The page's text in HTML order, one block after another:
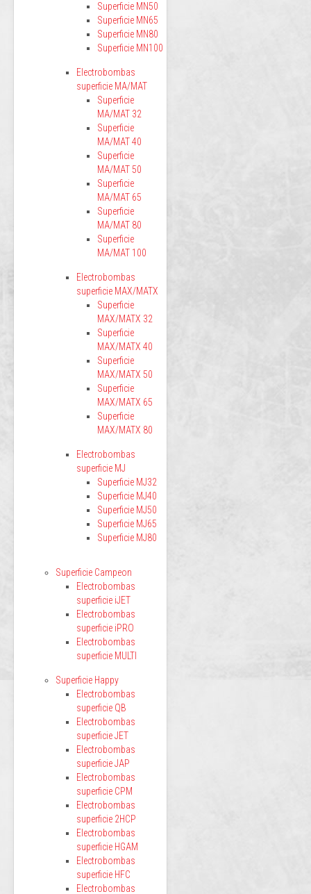
Superficie MN50
Superficie MN65
Superficie MN80
Superficie MN100
Electrobombas
superficie MA/MAT
Superficie
MA/MAT 32
Superficie
MA/MAT 40
Superficie
MA/MAT 50
Superficie
MA/MAT 65
Superficie
MA/MAT 80
Superficie
MA/MAT 100
Electrobombas
superficie MAX/MATX
Superficie
MAX/MATX 32
Superficie
MAX/MATX 40
Superficie
MAX/MATX 50
Superficie
MAX/MATX 65
Superficie
MAX/MATX 80
Electrobombas
superficie MJ
Superficie MJ32
Superficie MJ40
Superficie MJ50
Superficie MJ65
Superficie MJ80
Superficie Campeon
Electrobombas
superficie iJET
Electrobombas
superficie iPRO
Electrobombas
superficie MULTI
Superficie Happy
Electrobombas
superficie QB
Electrobombas
superficie JET
Electrobombas
superficie JAP
Electrobombas
superficie CPM
Electrobombas
superficie 2HCP
Electrobombas
superficie HGAM
Electrobombas
superficie HFC
Electrobombas